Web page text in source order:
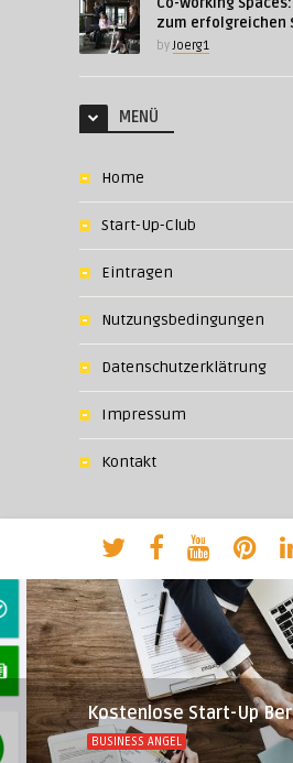
zum erfolgreichen
byJoerg1
MENÜ
Home
Start-Up-Club
Eintragen
Nutzungsbedingungen
Datenschutzerklätrung
Impressum
Kontakt
Kostenlose Start-Up
BUSINESS ANGEL